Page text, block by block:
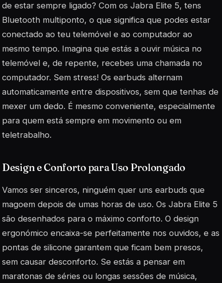
de estar sempre ligado? Com os Jabra Elite 5, tens
Bluetooth multiponto, o que significa que podes estar
conectado ao teu telemóvel e ao computador ao
mesmo tempo. Imagina que estás a ouvir música no
telemóvel e, de repente, recebes uma chamada no
computador. Sem stress! Os earbuds alternam
automaticamente entre dispositivos, sem que tenhas de
mexer um dedo. É mesmo conveniente, especialmente
para quem está sempre em movimento ou em
teletrabalho.
Design e Conforto para Uso Prolongado
Vamos ser sinceros, ninguém quer uns earbuds que
magoem depois de umas horas de uso. Os Jabra Elite 5
são desenhados para o máximo conforto. O design
ergonómico encaixa-se perfeitamente nos ouvidos, e as
pontas de silicone garantem que ficam bem presos,
sem causar desconforto. Se estás a pensar em
maratonas de séries ou longas sessões de música,